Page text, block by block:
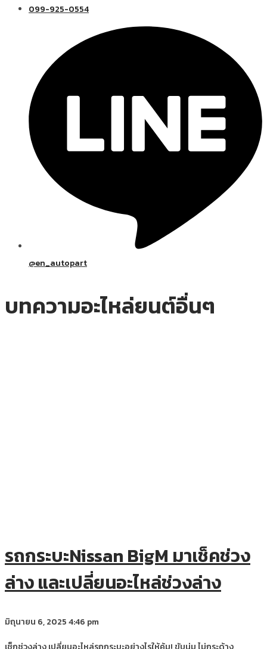
099-925-0554
@en_autopart
บทความอะไหล่ยนต์อื่นๆ
รถกระบะNissan BigM มาเช็คช่วง
ล่าง และเปลี่ยนอะไหล่ช่วงล่าง
มิถุนายน 6, 20254:46 pm